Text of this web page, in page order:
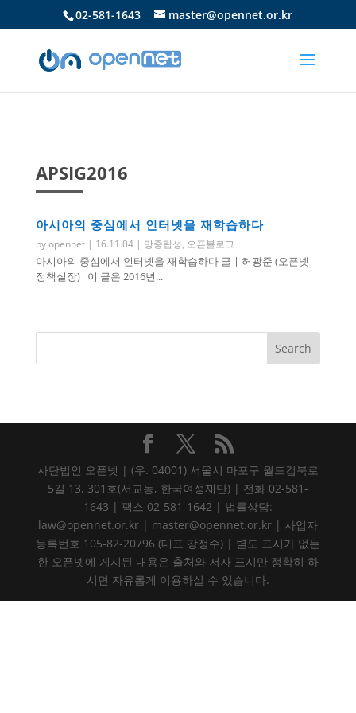
02-581-1643 master@opennet.or.kr
APSIG2016
아시아의 중심에서 인터넷을 재학습하다
byopennet| 16.11.04| 망중립성, 오픈블로그
아시아의 중심에서 인터넷을 재학습하다 글 | 허광준 (오픈넷
정책실장) 이 글은 2016년...
사단법인 오픈넷 | (우. 04001) 서울시 마포구 월드컵북로
5길 13, 301호(서교동, 한국여성재단) | 전화 02-581-
1643 | 팩스 02-581-1642 | 법률상담:
law@opennet.or.kr | master@opennet.or.kr | 사업자
등록번호 105-82-20796 (대표 강정수) | 별도 표시가 없는
한 오픈넷에 게시된 내용은 출처와 저자 표시만 정확히 하
시면 자유롭게 이용하실 수 있습니다.